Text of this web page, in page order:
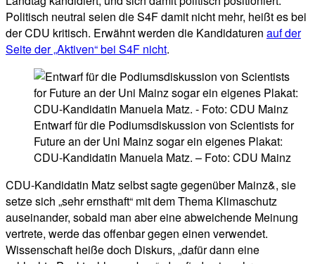
Politisch neutral seien die S4F damit nicht mehr, heißt es bei
der CDU kritisch. Erwähnt werden die Kandidaturen auf der
Seite der „Aktiven“ bei S4F nicht.
Entwarf für die Podiumsdiskussion von Scientists for
Future an der Uni Mainz sogar ein eigenes Plakat:
CDU-Kandidatin Manuela Matz. – Foto: CDU Mainz
CDU-Kandidatin Matz selbst sagte gegenüber Mainz&, sie
setze sich „sehr ernsthaft“ mit dem Thema Klimaschutz
auseinander, sobald man aber eine abweichende Meinung
vertrete, werde das offenbar gegen einen verwendet.
Wissenschaft heiße doch Diskurs, „dafür dann eine